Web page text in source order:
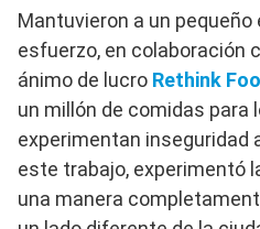
Mantuvieron a un
esfuerzo, en colaboración
ánimo de lucro Rethink
un millón de comidas para
experimentan inseguridad
este trabajo, experimentó
una manera